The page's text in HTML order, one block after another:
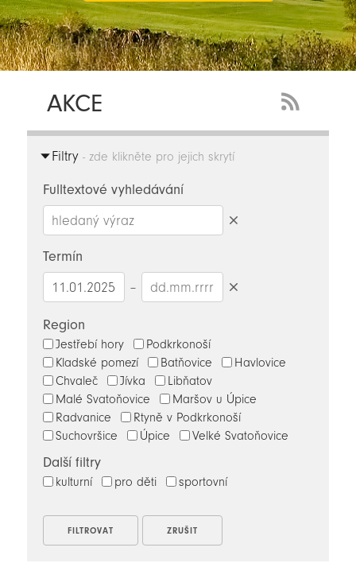
AKCE
Feed
Filtry- zde klikněte pro jejich skrytí
Fulltextové vyhledávání
Termín
–
Region
Jestřebí hory
Podkrkonoší
Kladské pomezí
Batňovice
Havlovice
Chvaleč
Jívka
Libňatov
Malé Svatoňovice
Maršov u Úpice
Radvanice
Rtyně v Podkrkonoší
Suchovršice
Úpice Velké Svatoňovice
Další filtry
kulturní pro děti sportovní